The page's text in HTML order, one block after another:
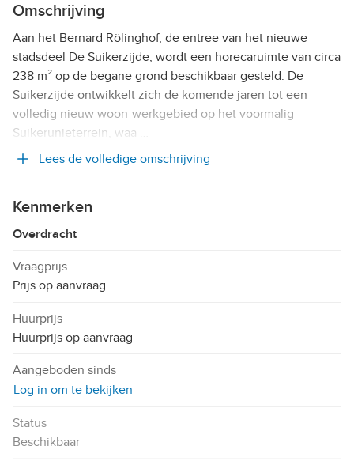
Omschrijving
Aan het Bernard Rölinghof, de entree van het nieuwe
stadsdeel De Suikerzijde, wordt een horecaruimte van circa
238 m² op de begane grond beschikbaar gesteld. De
Suikerzijde ontwikkelt zich de komende jaren tot een
volledig nieuw woon-werkgebied op het voormalig
Suikerunieterrein, waa …
Lees de volledige omschrijving
Kenmerken
Overdracht
Vraagprijs
Prijs op aanvraag
Huurprijs
Huurprijs op aanvraag
Aangeboden sinds
Log in om te bekijken
Status
Beschikbaar